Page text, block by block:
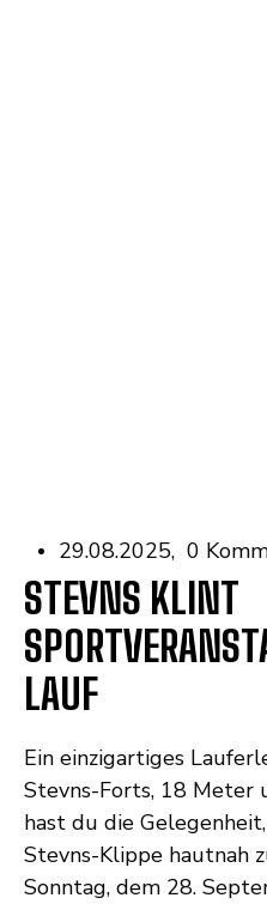
29.08.2025 0
STEVNS KLINT
LAUF
Ein einzigartiges
Stevns-Forts, 18 Meter
hast du die
Stevns-Klippe hautnah
Sonntag, dem 28.